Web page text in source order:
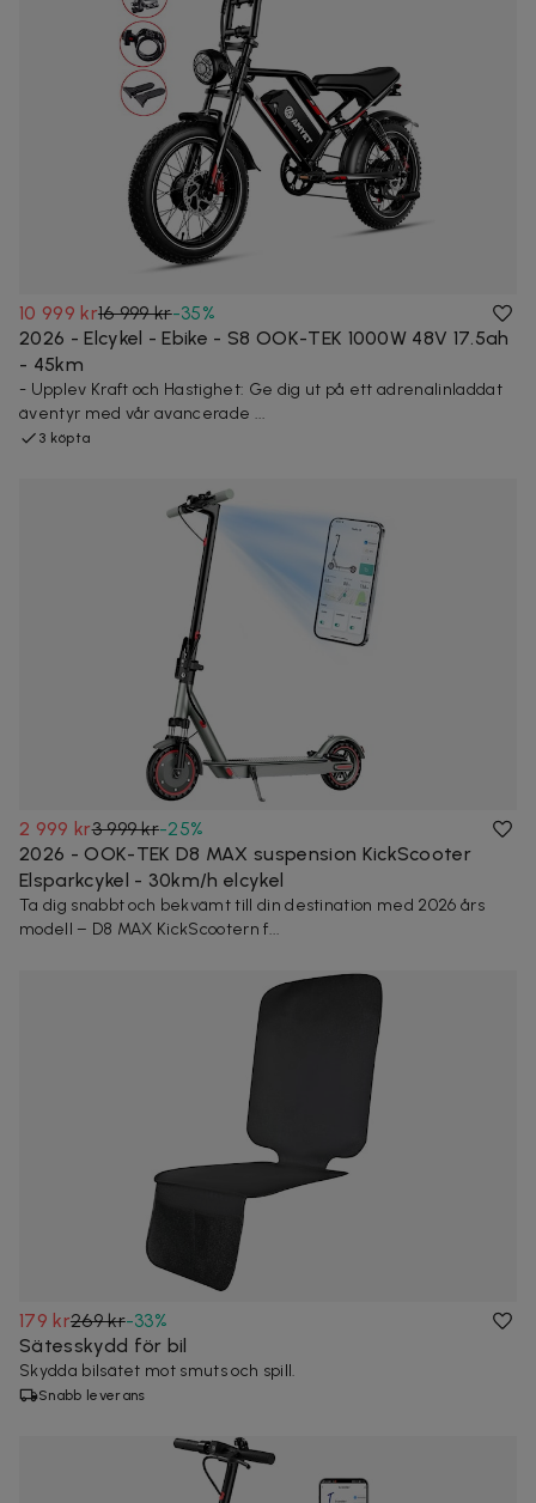
10 999 kr16 999 kr-35%
2026 - Elcykel - Ebike - S8 OOK-TEK 1000W 48V 17.5ah
- 45km
- Upplev Kraft och Hastighet: Ge dig ut på ett adrenalinladdat
äventyr med vår avancerade ...
3 köpta
2 999 kr3 999 kr-25%
2026 - OOK-TEK D8 MAX suspension KickScooter
Elsparkcykel - 30km/h elcykel
Ta dig snabbt och bekvämt till din destination med 2026 års
modell – D8 MAX KickScootern f...
179 kr269 kr-33%
Sätesskydd för bil
Skydda bilsätet mot smuts och spill.
Snabb leverans